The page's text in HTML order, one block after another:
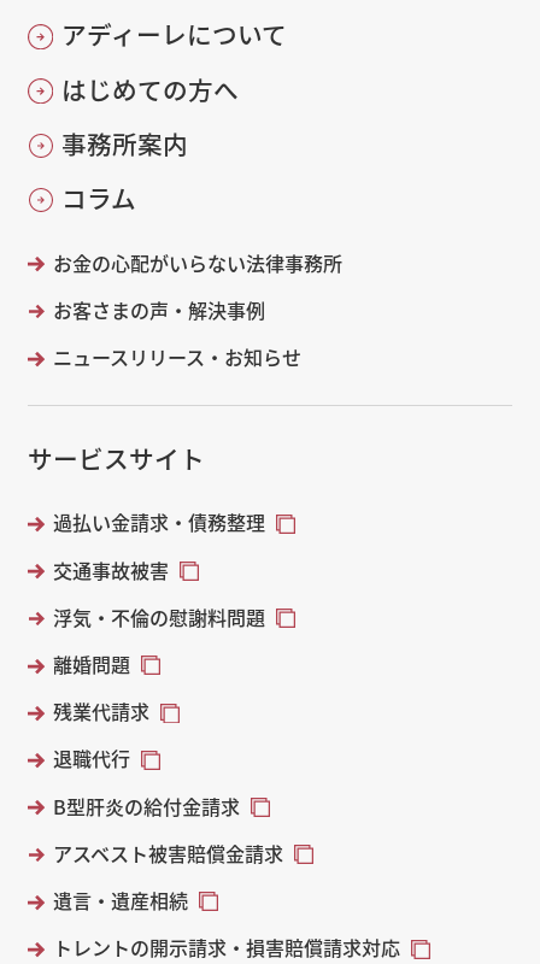
アディーレについて
はじめての方へ
事務所案内
コラム
お金の心配がいらない法律事務所
お客さまの声・解決事例
ニュースリリース・お知らせ
サービスサイト
過払い金請求・債務整理
交通事故被害
浮気・不倫の慰謝料問題
離婚問題
残業代請求
退職代行
B型肝炎の給付金請求
アスベスト被害賠償金請求
遺言・遺産相続
トレントの開示請求・損害賠償請求対応